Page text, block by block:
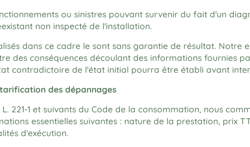
ou sinistres pouvant survenir du fait d'un
non inspecté de l'installation.
dans ce cadre le sont sans garantie de résultat. Notre
des conséquences découlant des informations fournies
contradictoire de l'état initial pourra être établi avant
des dépannages
L. 221-1 et suivants du Code de la consommation, nous
essentielles suivantes : nature de la prestation, prix
d'exécution.